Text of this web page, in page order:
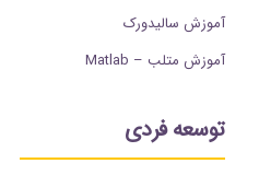
آموزش سالیدورک
آموزش متلب – Matlab
توسعه فردی